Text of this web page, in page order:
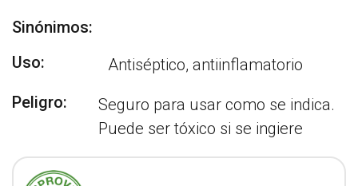
Sinónimos:
Uso:
Antiséptico, antiinflamatorio
Peligro:
Seguro para usar como se indica.
Puede ser tóxico si se ingiere